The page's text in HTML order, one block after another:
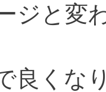
ジと変
良くな